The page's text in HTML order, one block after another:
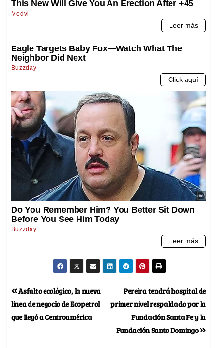
Pereira tendrá hospital de
primer nivel respaldado por la
Fundación Santa Fe y la
Fundación Santo Domingo
Asfalto ecológico, la nueva
línea de negocio de Ecopetrol
que llegó a Centroamérica